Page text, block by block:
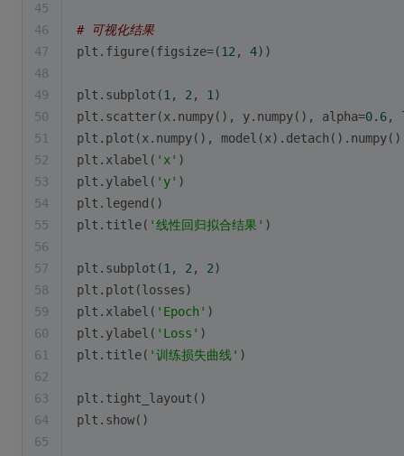
45
46
# 可视化结果
47
plt.figure(figsize=(12 , 4))
48
49
plt.subplot(1 , 2 , 1 )
50
plt.scatter(x.numpy(), y.numpy(), alpha=0.6,
51
plt.plot(x.numpy(),
52
plt.xlabel( 'x' )
53
plt.ylabel( 'y' )
54
plt.legend()
55
plt.title( '线性回归拟合结果' )
56
57
plt.subplot(1 , 2 , 2)
58
plt.plot(losses)
59
plt.xlabel( 'Epoch' )
60
plt.ylabel( 'Loss' )
61
plt.title( '训练损失曲线' )
62
63
plt.tight_layout()
64
plt.show()
65